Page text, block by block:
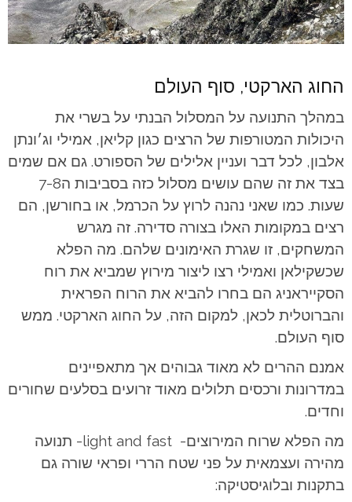
החוג הארקטי, סוף העולם
במהלך התנועה על המסלול הבנתי על בשרי את
היכולות המטורפות של הרצים כגון קליאן, אמילי וג׳ונתן
אלבון, לכל דבר ועניין אלילים של הספורט. גם אם שמים
בצד את זה שהם עושים מסלול כזה בסביבות ה7-8
שעות. כמו שאני נהנה לרוץ על הכרמל, או בחורשן, הם
רצים במקומות האלו בצורה סדירה. זה מגרש
המשחקים, זו שגרת האימונים שלהם. מה הפלא
שכשקילאן ואמילי רצו ליצור מירוץ שמביא את רוח
הסקייראניג הם בחרו להביא את הרוח הפראית
והברוטלית לכאן, למקום הזה, על החוג הארקטי. ממש
סוף העולם.
אמנם ההרים לא מאוד גבוהים אך מתאפיינים
במדרונות ורכסים תלולים מאוד זרועים בסלעים שחורים
וחדים.
מה הפלא שרוח המירוצים- light and fast- תנועה
מהירה ועצמאית על פני שטח הררי ופראי שורה גם
בתקנות ובלוגיסטיקה: